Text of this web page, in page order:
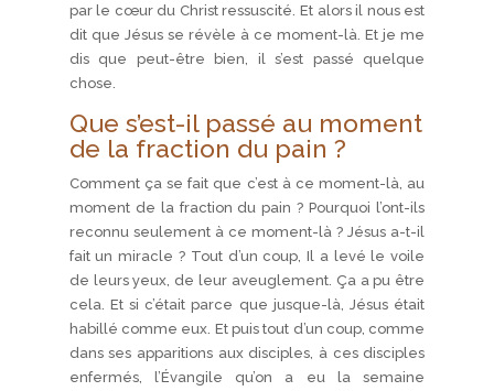
par le cœur du Christ ressuscité. Et alors il nous est
dit que Jésus se révèle à ce moment-là. Et je me
dis que peut-être bien, il s’est passé quelque
chose.
Que s’est-il passé au moment
de la fraction du pain ?
Comment ça se fait que c’est à ce moment-là, au
moment de la fraction du pain ? Pourquoi l’ont-ils
reconnu seulement à ce moment-là ? Jésus a-t-il
fait un miracle ? Tout d’un coup, Il a levé le voile
de leurs yeux, de leur aveuglement. Ça a pu être
cela. Et si c’était parce que jusque-là, Jésus était
habillé comme eux. Et puis tout d’un coup, comme
dans ses apparitions aux disciples, à ces disciples
enfermés, l’Évangile qu’on a eu la semaine